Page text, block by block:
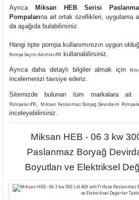
Ayrıca
Miksan HEB Serisi
Pompalarına ait ortak özellikleri, uygulama
da aşağıda bulabilirsiniz.
Hangi tipte pompa kullanımınızın uygun
Pompa Seçim Adımlarını kullanabilirsiniz.
Ayrıca daha detaylı bilgiler almak için
incelemenizi tavsiye ederiz.
Sitemizde bulunan tüm markalara ait
Pompalarını, Miksan Paslanmaz Boryağ Devirdaim
inceleyebilirsiniz.
Miksan HEB - 06 3 kw
Paslanmaz Boryağ
Boyutları ve Elektriksel